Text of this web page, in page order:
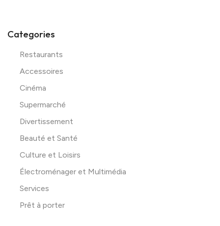
Categories
Restaurants
Accessoires
Cinéma
Supermarché
Divertissement
Beauté et Santé
Culture et Loisirs
Électroménager et Multimédia
Services
Prêt à porter